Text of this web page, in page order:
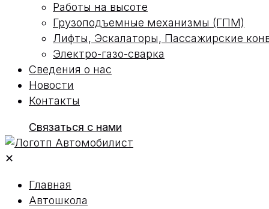
Работы на высоте
Грузоподъемные механизмы (ГПМ)
Лифты, Эскалаторы, Пассажирские
Электро-газо-сварка
Сведения о нас
Новости
Контакты
Связаться с нами
✕
Главная
Автошкола